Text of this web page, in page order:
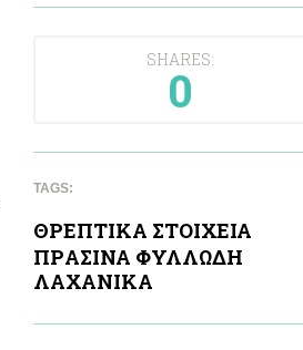
SHARES:
0
TAGS:
ΘΡΕΠΤΙΚA ΣΤΟΙΧΕΙΑ
ΠΡAΣΙΝΑ ΦΥΛΛΩΔΗ
ΛΑΧΑΝΙΚA